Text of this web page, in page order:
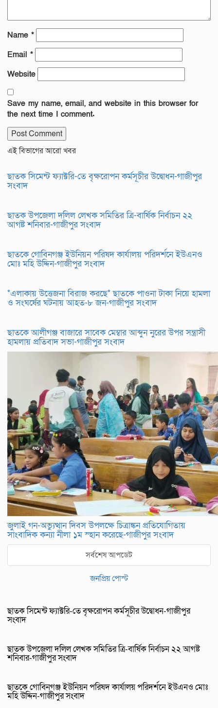
Name *
Email *
Website
Save my name, email, and website in this browser for
the next time I comment.
এই বিভাগের আরো খবর
ছাতক সিমেন্ট ফ্যাক্টরি-তে বৃক্ষরোপন কর্মসূচীর উদ্বোধন-গাজীপুর
সংবাদ
ছাতক উপজেলা দলিল লেখক সমিতির ত্রি-বার্ষিক নির্বাচন ২২
আগষ্ট শনিবার-গাজীপুর সংবাদ
ছাতকে গোবিনগঞ্জ ইউনিয়ন পরিষদ কার্যালয় পরিদর্শনে ইউএনও
মোঃ মহি উদ্দিন-গাজীপুর সংবাদ
*এলাকায় উত্তেজনা বিরাজ করছে* ছাতকে পাওনা টাকা নিয়ে হামলা
ও সংঘর্ষের ঘটনায় আহত-৮ জন-গাজীপুর সংবাদ
ছাতকে আলীগঞ্জ বাজারে সাবেক মেম্বার আব্দুন নুরের উপর সন্ত্রাসী
হামলায় প্রতিবাদ সভা-গাজীপুর সংবাদ
জুলাই গন-অভ্যুত্থান দিবস উপলক্ষে চিত্রাঙ্কন প্রতিযোগিতায়
সাংবাদিক কন্যা নীলা ১ম স্হান করেছে-গাজীপুর সংবাদ
সর্বশেষ আপডেট
জনপ্রিয় পোস্ট
ছাতক সিমেন্ট ফ্যাক্টরি-তে বৃক্ষরোপন কর্মসূচীর উদ্বোধন-গাজীপুর
সংবাদ
ছাতক উপজেলা দলিল লেখক সমিতির ত্রি-বার্ষিক নির্বাচন ২২ আগষ্ট
শনিবার-গাজীপুর সংবাদ
ছাতকে গোবিনগঞ্জ ইউনিয়ন পরিষদ কার্যালয় পরিদর্শনে ইউএনও মোঃ
মহি উদ্দিন-গাজীপুর সংবাদ